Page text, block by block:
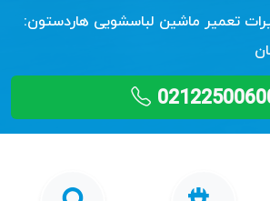
تعمیر ماشین لباسشویی هاردستون: